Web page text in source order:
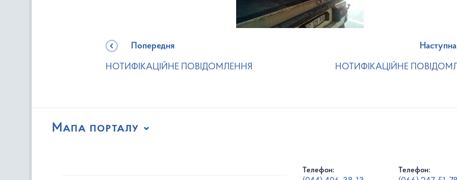
Попередня
НОТИФІКАЦІЙНЕ ПОВІДОМЛЕННЯ
Наступна
НОТИФІКАЦІЙНЕ
Мапа порталу
Телефон: Телефон: